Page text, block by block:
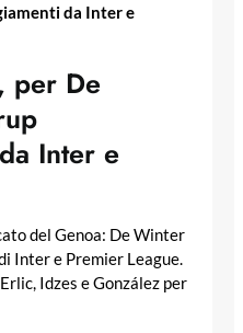
da Inter e
per De
Inter e
del Genoa: De Winter
Inter e Premier League.
Idzes e González per